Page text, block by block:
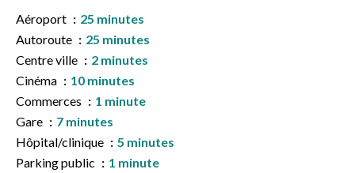
Aéroport
25 minutes
Autoroute
25 minutes
Centre ville
2 minutes
Cinéma
10 minutes
Commerces
1 minute
Gare
7 minutes
Hôpital/clinique
5 minutes
Parking public
1 minute